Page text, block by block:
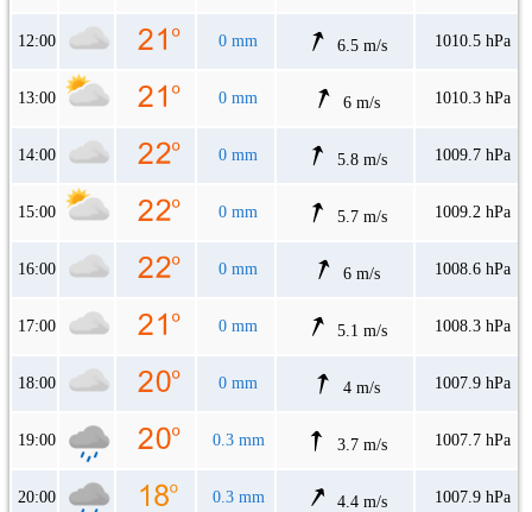
12:00 0 mm 6.5 m/s 1010.5 hPa
13:00 0 mm 6 m/s 1010.3 hPa
14:00 0 mm 5.8 m/s 1009.7 hPa
15:00 0 mm 5.7 m/s 1009.2 hPa
16:00 0 mm 6 m/s 1008.6 hPa
17:00 0 mm 5.1 m/s 1008.3 hPa
18:00 0 mm 4 m/s 1007.9 hPa
19:00 0.3 mm 3.7 m/s 1007.7 hPa
20:00 0.3 mm 4.4 m/s 1007.9 hPa